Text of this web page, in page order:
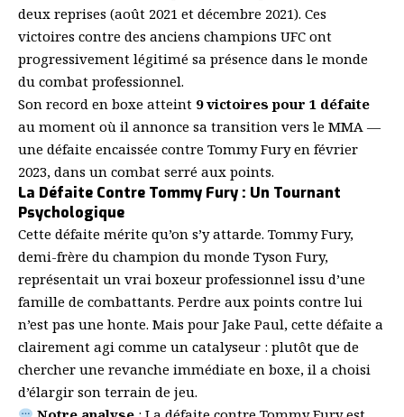
deux reprises (août 2021 et décembre 2021). Ces
victoires contre des anciens champions UFC ont
progressivement légitimé sa présence dans le monde
du combat professionnel.
Son record en boxe atteint 9 victoires pour 1 défaite
au moment où il annonce sa transition vers le MMA —
une défaite encaissée contre Tommy Fury en février
2023, dans un combat serré aux points.
La Défaite Contre Tommy Fury : Un Tournant
Psychologique
Cette défaite mérite qu’on s’y attarde. Tommy Fury,
demi-frère du champion du monde Tyson Fury,
représentait un vrai boxeur professionnel issu d’une
famille de combattants. Perdre aux points contre lui
n’est pas une honte. Mais pour Jake Paul, cette défaite a
clairement agi comme un catalyseur : plutôt que de
chercher une revanche immédiate en boxe, il a choisi
d’élargir son terrain de jeu.